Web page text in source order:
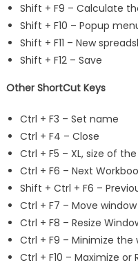
Shift + F9 – Calculate
Shift + F10 – Popup
Shift + F11 – New
Shift + F12 – Save
Other ShortCut Keys
Ctrl + F3 – Set name
Ctrl + F4 – Close
Ctrl + F5 – XL, size of
Ctrl + F6 – Next
Shift + Ctrl + F6 –
Ctrl + F7 – Move window
Ctrl + F8 – Resize
Ctrl + F9 – Minimize the
Ctrl + F10 – Maximize or